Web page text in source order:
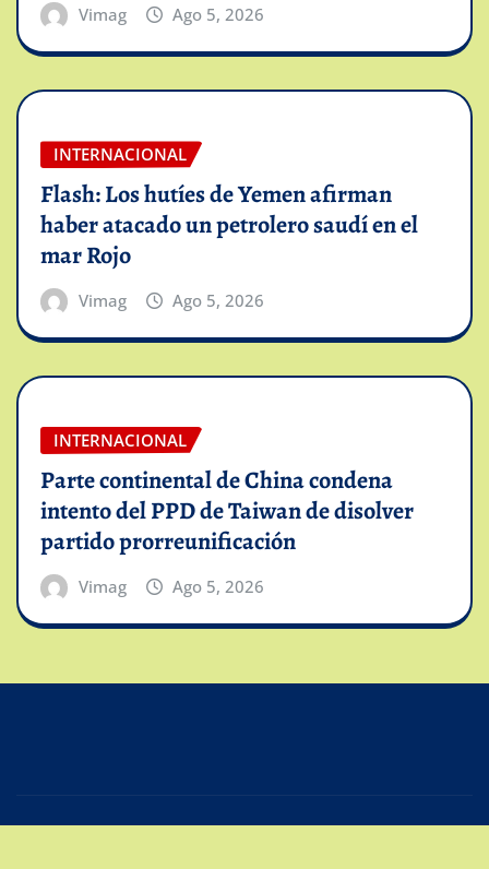
Vimag Ago 5, 2026
INTERNACIONAL
Flash: Los hutíes de Yemen afirman
haber atacado un petrolero saudí en el
mar Rojo
Vimag Ago 5, 2026
INTERNACIONAL
Parte continental de China condena
intento del PPD de Taiwan de disolver
partido prorreunificación
Vimag Ago 5, 2026